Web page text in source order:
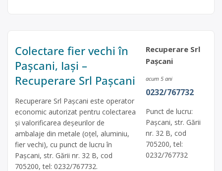
Colectare fier vechi în
Pașcani, Iași –
Recuperare Srl Pașcani
Recuperare Srl Pașcani este operator
economic autorizat pentru colectarea
și valorificarea deșeurilor de
ambalaje din metale (oțel, aluminiu,
fier vechi), cu punct de lucru în
Pașcani, str. Gării nr. 32 B, cod
705200, tel: 0232/767732.
Recuperare Srl
Pașcani
acum 5 ani
0232/767732
Punct de lucru:
Pașcani, str. Gării
nr. 32 B, cod
705200, tel:
0232/767732